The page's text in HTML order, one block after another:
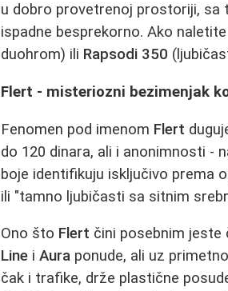
u dobro provetrenoj prostoriji, sa
ispadne besprekorno. Ako
duohrom) ili Rapsodi 350
Flert - misteriozni bezimenjak
Fenomen pod imenom Flert
do 120 dinara, ali i anonimnosti -
boje identifikuju isključivo prema
ili "tamno ljubičasti sa sitnim
Ono što Flert čini posebnim jeste
Line iAura ponude, ali uz
čak i trafike, drže plastične